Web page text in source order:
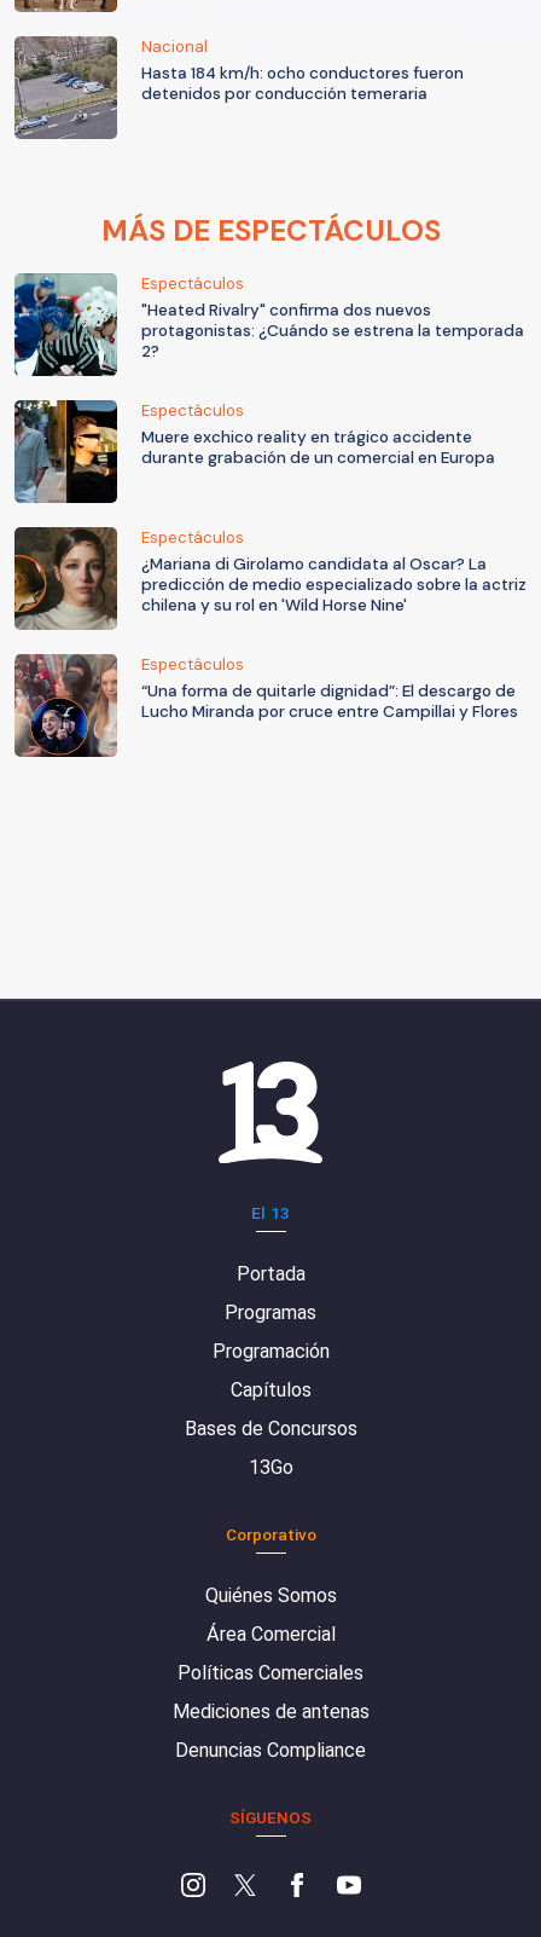
Nacional
Hasta 184 km/h: ocho conductores fueron
detenidos por conducción temeraria
MÁS DE ESPECTÁCULOS
Espectáculos
"Heated Rivalry" confirma dos nuevos
protagonistas: ¿Cuándo se estrena la temporada
2?
Espectáculos
Muere exchico reality en trágico accidente
durante grabación de un comercial en Europa
Espectáculos
¿Mariana di Girolamo candidata al Oscar? La
predicción de medio especializado sobre la actriz
chilena y su rol en 'Wild Horse Nine'
Espectáculos
“Una forma de quitarle dignidad”: El descargo de
Lucho Miranda por cruce entre Campillai y Flores
El 13
Portada
Programas
Programación
Capítulos
Bases de Concursos
13Go
Corporativo
Quiénes Somos
Área Comercial
Políticas Comerciales
Mediciones de antenas
Denuncias Compliance
SÍGUENOS